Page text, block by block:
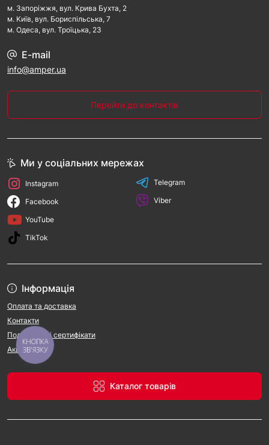
м. Запорiжжя, вул. Крива Бухта, 2
м. Kиїв, вул. Бориспільська, 7
м. Одеса, вул. Троїцька, 23
E-mail
info@amper.ua
Перейти до контактів
Інформація
Оплата та доставка
Контакти
Подарункові сертифікати
Акції
Каталог товарів
Ми у соціальних мережах
Instagram
Facebook
YouTube
TikTok
Telegram
Viber
КНОПКА
ЗВ'ЯЗКУ